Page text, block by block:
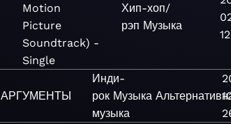
Motion
Picture
Soundtrack) -
Single
Хип-хоп/
рэп Музыка
12
АРГУМЕНТЫ
Инди-
рок Музыка
музыка